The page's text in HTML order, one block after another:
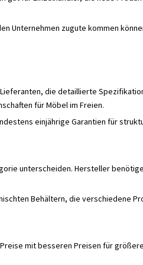
Unternehmen zugute kommen
die detaillierte
für Möbel im Freien.
einjährige Garantien für
unterscheiden. Hersteller
Behältern, die verschiedene
mit besseren Preisen für